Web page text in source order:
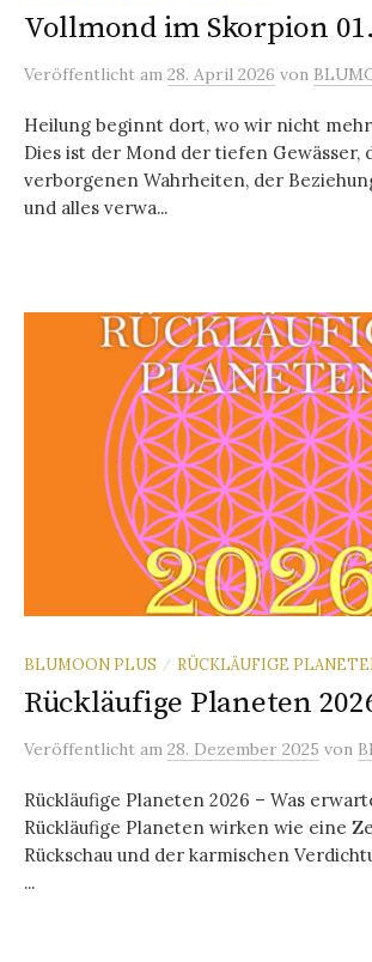
Vollmond im Skorpion
Veröffentlicht am 28. April 2026 von
Heilung beginnt dort, wo wir nicht
Dies ist der Mond der tiefen Gewässer,
verborgenen Wahrheiten, der
und alles verwa...
BLUMOON PLUS / RÜCKLÄUFIGE
Rückläufige Planeten
Veröffentlicht am 28. Dezember 2025 von
Rückläufige Planeten 2026 – Was
Rückläufige Planeten wirken wie eine
Rückschau und der karmischen
...